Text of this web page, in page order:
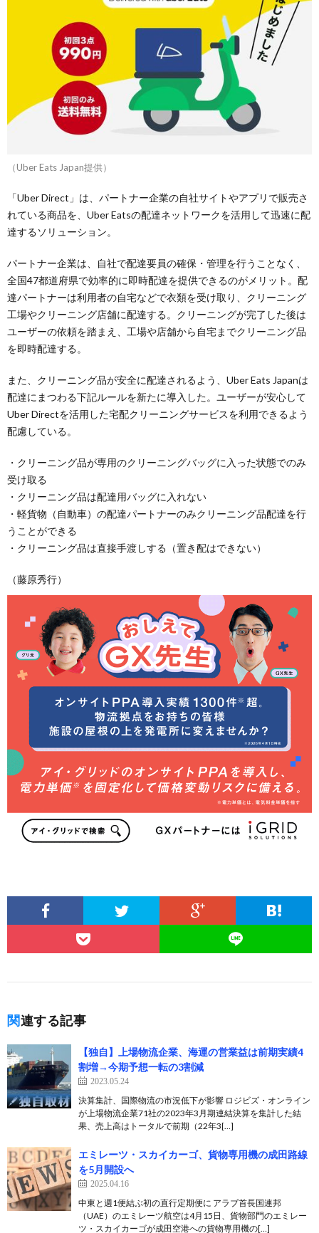
（Uber Eats Japan提供）
「Uber Direct」は、パートナー企業の自社サイトやアプリで販売さ
れている商品を、Uber Eatsの配達ネットワークを活用して迅速に配
達するソリューション。
パートナー企業は、自社で配達要員の確保・管理を行うことなく、
全国47都道府県で効率的に即時配達を提供できるのがメリット。配
達パートナーは利用者の自宅などで衣類を受け取り、クリーニング
工場やクリーニング店舗に配達する。クリーニングが完了した後は
ユーザーの依頼を踏まえ、工場や店舗から自宅までクリーニング品
を即時配達する。
また、クリーニング品が安全に配達されるよう、Uber Eats Japanは
配達にまつわる下記ルールを新たに導入した。ユーザーが安心して
Uber Directを活用した宅配クリーニングサービスを利用できるよう
配慮している。
・クリーニング品が専用のクリーニングバッグに入った状態でのみ
受け取る
・クリーニング品は配達用バッグに入れない
・軽貨物（自動車）の配達パートナーのみクリーニング品配達を行
うことができる
・クリーニング品は直接手渡しする（置き配はできない）
（藤原秀行）
関連する記事
【独自】上場物流企業、海運の営業益は前期実績4
割増→今期予想一転の3割減
2023.05.24
決算集計、国際物流の市況低下が影響 ロジビズ・オンライン
が上場物流企業71社の2023年3月期連結決算を集計した結
果、売上高はトータルで前期（22年3[…]
エミレーツ・スカイカーゴ、貨物専用機の成田路線
を5月開設へ
2025.04.16
中東と週1便結ぶ初の直行定期便に アラブ首長国連邦
（UAE）のエミレーツ航空は4月15日、貨物部門のエミレー
ツ・スカイカーゴが成田空港への貨物専用機の[…]